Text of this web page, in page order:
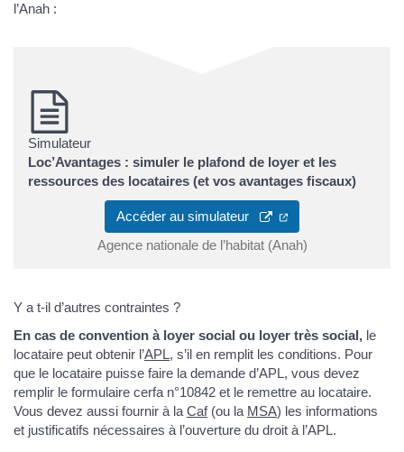
l’Anah :
Simulateur
Loc’Avantages : simuler le plafond de loyer et les
ressources des locataires (et vos avantages fiscaux)
Accéder au simulateur
Agence nationale de l’habitat (Anah)
Y a t-il d’autres contraintes ?
En cas de convention à loyer social ou loyer très social, le
locataire peut obtenir l’APL, s’il en remplit les conditions. Pour
que le locataire puisse faire la demande d’APL, vous devez
remplir le formulaire cerfa n°10842 et le remettre au locataire.
Vous devez aussi fournir à la Caf(ou la MSA) les informations
et justificatifs nécessaires à l’ouverture du droit à l’APL.